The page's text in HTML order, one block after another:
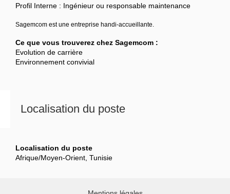
Profil Interne : Ingénieur ou responsable maintenance
Sagemcom est une entreprise handi-accueillante.
Ce que vous trouverez chez Sagemcom :
Evolution de carrière
Environnement convivial
Localisation du poste
Localisation du poste
Afrique/Moyen-Orient, Tunisie